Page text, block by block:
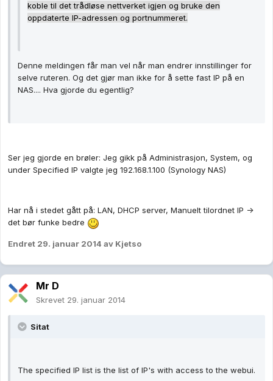
koble til det trådløse nettverket igjen og bruke den
oppdaterte IP-adressen og portnummeret.
Denne meldingen får man vel når man endrer innstillinger for
selve ruteren. Og det gjør man ikke for å sette fast IP på en
NAS.... Hva gjorde du egentlig?
Ser jeg gjorde en brøler: Jeg gikk på Administrasjon, System, og
under Specified IP valgte jeg 192.168.1.100 (Synology NAS)
Har nå i stedet gått på: LAN, DHCP server, Manuelt tilordnet IP ->
det bør funke bedre
Endret 29. januar 2014 av Kjetso
Mr D
Skrevet 29. januar 2014
Sitat
The specified IP list is the list of IP's with access to the webui.